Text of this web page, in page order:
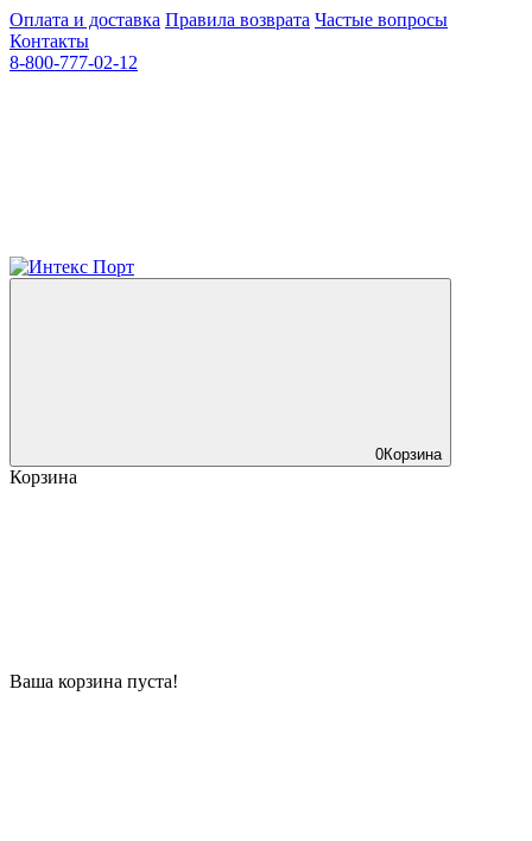
Оплата и доставка Правила возврата Частые вопросы
Контакты
8-800-777-02-12
0Корзина
Корзина
Ваша корзина пуста!